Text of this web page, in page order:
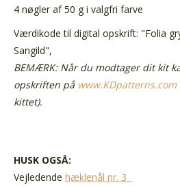
4 nøgler af 50 g i valgfri farve
Værdikode til digital opskrift: "Folia
Sangild",
BEMÆRK: Når du modtager dit kit
opskriften på www.KDpatterns.com
kittet).
HUSK OGSÅ:
Vejledende hæklenål nr. 3